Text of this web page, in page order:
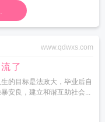
www.qdwxs.com
了
的目标是法政大，毕业后自
安良，建立和谐互助社会...